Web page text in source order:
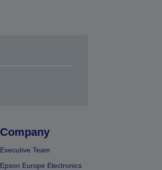
Company
Executive Team
Epson Europe Electronics